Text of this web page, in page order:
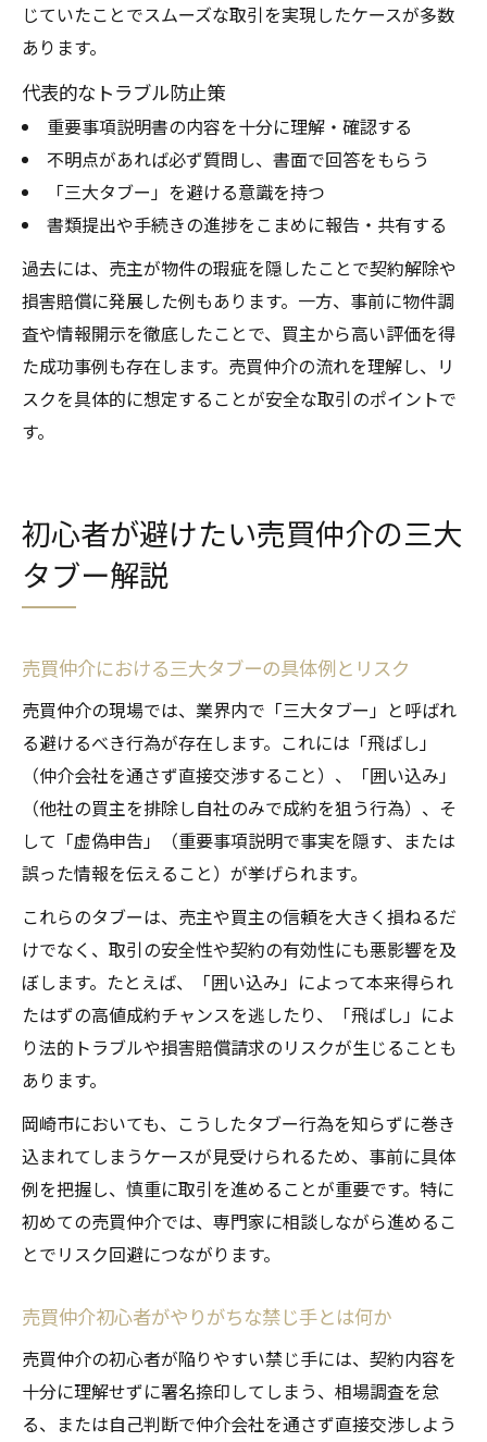
じていたことでスムーズな取引を実現したケースが多数
あります。
代表的なトラブル防止策
重要事項説明書の内容を十分に理解・確認する
不明点があれば必ず質問し、書面で回答をもらう
「三大タブー」を避ける意識を持つ
書類提出や手続きの進捗をこまめに報告・共有する
過去には、売主が物件の瑕疵を隠したことで契約解除や
損害賠償に発展した例もあります。一方、事前に物件調
査や情報開示を徹底したことで、買主から高い評価を得
た成功事例も存在します。売買仲介の流れを理解し、リ
スクを具体的に想定することが安全な取引のポイントで
す。
初心者が避けたい売買仲介の三大
タブー解説
売買仲介における三大タブーの具体例とリスク
売買仲介の現場では、業界内で「三大タブー」と呼ばれ
る避けるべき行為が存在します。これには「飛ばし」
（仲介会社を通さず直接交渉すること）、「囲い込み」
（他社の買主を排除し自社のみで成約を狙う行為）、そ
して「虚偽申告」（重要事項説明で事実を隠す、または
誤った情報を伝えること）が挙げられます。
これらのタブーは、売主や買主の信頼を大きく損ねるだ
けでなく、取引の安全性や契約の有効性にも悪影響を及
ぼします。たとえば、「囲い込み」によって本来得られ
たはずの高値成約チャンスを逃したり、「飛ばし」によ
り法的トラブルや損害賠償請求のリスクが生じることも
あります。
岡崎市においても、こうしたタブー行為を知らずに巻き
込まれてしまうケースが見受けられるため、事前に具体
例を把握し、慎重に取引を進めることが重要です。特に
初めての売買仲介では、専門家に相談しながら進めるこ
とでリスク回避につながります。
売買仲介初心者がやりがちな禁じ手とは何か
売買仲介の初心者が陥りやすい禁じ手には、契約内容を
十分に理解せずに署名捺印してしまう、相場調査を怠
る、または自己判断で仲介会社を通さず直接交渉しよう